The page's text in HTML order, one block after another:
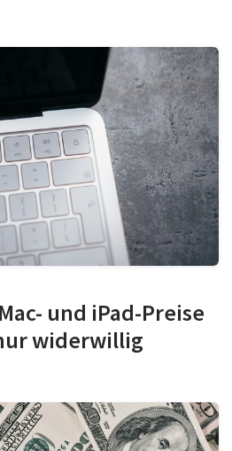
und iPad-Preise
widerwillig